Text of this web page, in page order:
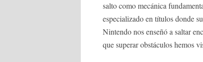
salto como mecánica
especializado en títulos donde
Nintendo nos enseñó a saltar
que superar obstáculos hemos